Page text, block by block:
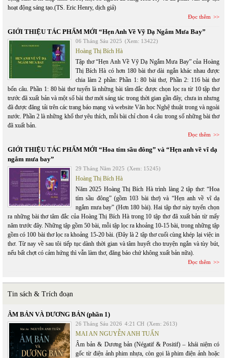
hoạt động sáng tạo.(TS. Eric Henry, dịch giả)
Đọc thêm
GIỚI THIỆU TÁC PHẨM MỚI “Hẹn Anh Về Vỹ Dạ Ngắm Mưa Bay”
06 Tháng Sáu 2025 (Xem: 13422)
Hoàng Thị Bích Hà
Tập thơ “Hẹn Anh Về Vỹ Dạ Ngắm Mưa Bay” của Hoàng
Thị Bích Hà có hơn 180 bài thơ dài ngắn khác nhau được
chia làm 2 phần: Phần 1: 80 bài thơ, Phần 2: 116 bài thơ
bốn câu. Phần 1: 80 bài thơ tuyển là những bài tâm đắc được chọn lọc ra từ 10 tập thơ
trước đã xuất bản và một số bài thơ mới sáng tác trong thời gian gần đây, chưa in nhưng
đã được đăng tải trên các trang báo mạng và website Văn học Nghệ thuật trong và ngoài
nước. Phần 2 là những khổ thơ yêu thích, mỗi bài chỉ chon 4 câu trong số những bài thơ
đã xuất bản.
Đọc thêm
GIỚI THIỆU TÁC PHẨM MỚI “Hoa tím sầu đông” và “Hẹn anh về vĩ dạ
ngắm mưa bay”
29 Tháng Năm 2025 (Xem: 15245)
Hoàng Thị Bích Hà
Năm 2025 Hoàng Thị Bích Hà trình làng 2 tập thơ: “Hoa
tím sầu đông” (gồm 103 bài thơ) và “Hẹn anh về vĩ dạ
ngắm mưa bay” (Hơn 180 bài). Hai tập thơ này tuyển chọn
ra những bài thơ tâm đắc của Hoàng Thị Bích Hà trong 10 tập thơ đã xuất bản từ mấy
năm trước đây. Những tập gồm 50 bài, mỗi tập lọc ra khoảng 10-15 bài, trong những tập
gồm có 100 bài thơ lọc ra khoảng 15-20 bài. (Đây là 2 tập thơ cuối cùng khép lại việc in
thơ. Từ nay về sau tôi tiếp tục dành thời gian và tâm huyết cho truyện ngắn và tùy bút,
nếu bất chợt có cảm hứng thì vẫn làm thơ, đăng báo chứ không xuất bản nữa).
Đọc thêm
Tin sách & Trích đoạn
ÂM BẢN VÀ DƯƠNG BẢN (phần 1)
26 Tháng Sáu 2026 4:21 CH (Xem: 2613)
MAI AN NGUYỄN ANH TUẤN
Âm bản & Dương bản (Négatif & Positif) – khái niệm có
gốc từ điện ảnh phim nhựa, còn gọi là phim điện ảnh hoặc